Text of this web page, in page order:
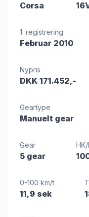
Corsa
1. registrering
Februar 2010
Nypris
DKK 171.452,-
Geartype
Manuelt gear
Gear
5 gear
HK/
0-100 km/t
11,9 sek